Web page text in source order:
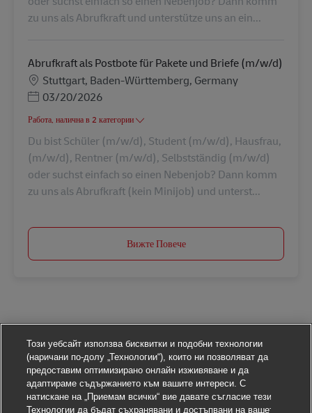
zu uns als Abrufkraft und unterstütze uns an ein...
Abrufkraft als Postbote für Pakete und Briefe (m/w/d)
Местоположение
Stuttgart, Baden-Württemberg, Germany
Posted Date
03/20/2026
Работа, налична в 2 категории
Du bist Schüler (m/w/d), Student (m/w/d), Hausfrau,
(m/w/d), Rentner (m/w/d), Selbstständig (m/w/d)
oder suchst einfach so einen Nebenjob? Dann komm
zu uns als Abrufkraft (kein Minijob) und unterst...
Вижте Повече
Този уебсайт използва бисквитки и подобни технологии
(наричани по-долу „Технологии“), които ни позволяват да
предоставим оптимизирано онлайн изживяване и да
адаптираме съдържанието към вашите интереси. С
натискане на „Приемам всички“ вие давате съгласие тези
Технологии да бъдат съхранявани и достъпвани на вашето